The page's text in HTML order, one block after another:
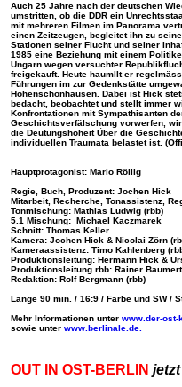
Auch 25 Jahre nach der deutschen
umstritten, ob die DDR ein
mit mehreren Filmen im Panorama
einen Zeitzeugen, begleitet ihn zu
Stationen seiner Flucht und seiner
1985 eine Beziehung mit einem
Ungarn wegen versuchter
freigekauft. Heute haumllt er
Führungen im zur Gedenkstätte
Hohenschönhausen. Dabei ist Hick
bedacht, beobachtet und stellt immer
Konfrontationen mit Sympathisanten
Geschichtsverfälschung vorwerfen,
die Deutungshoheit Über die
individuellen Traumata belastet ist.
Hauptprotagonist: Mario Röllig
Regie, Buch, Produzent: Jochen Hick
Mitarbeit, Recherche, Tonassistenz,
Tonmischung: Mathias Ludwig (rbb)
5.1 Mischung: Michael Kaczmarek
Schnitt: Thomas Keller
Kamera: Jochen Hick & Nicolai Zörn
Kameraassistenz: Timo Kahlenberg
Produktionsleitung: Hermann Hick &
Produktionsleitung rbb: Rainer
Redaktion: Rolf Bergmann (rbb)
Länge 90 min. / 16:9 / Farbe und SW /
Mehr Informationen unter www.der-ost-
sowie unter www.berlinale.de.
OUT IN OST-BERLIN